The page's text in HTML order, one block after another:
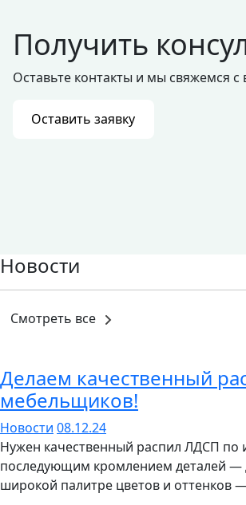
Получить
Оставьте контакты и мы свяжемся
Оставить заявку
Новости
Смотреть все
Делаем качественный
мебельщиков!
Новости 08.12.24
Нужен качественный распил ЛДСП по
последующим кромлением деталей —
широкой палитре цветов и